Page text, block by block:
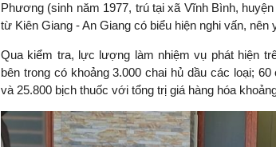
Phương (sinh năm 1977, trú tại xã Vĩnh Bình,
từ Kiên Giang - An Giang có biểu hiện nghi vấn,
Qua kiểm tra, lực lượng làm nhiệm vụ phát hiện
bên trong có khoảng 3.000 chai hủ dầu các loại;
và 25.800 bịch thuốc với tổng trị giá hàng hóa